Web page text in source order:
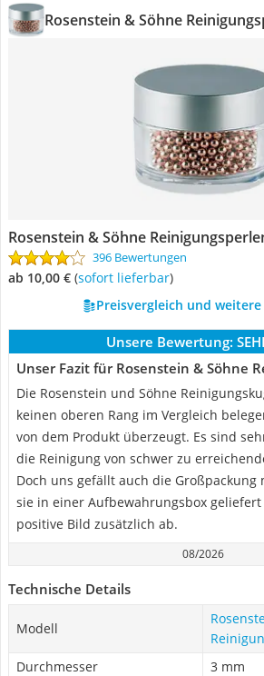
Rosenstein & Söhne
Rosenstein & Söhne
396 Bewertungen
ab 10,00 € ( Sofort lieferbar)
Preisvergleich und
Unsere Bewertung:
Unser Fazit für Rosenstein & Söhne
Die Rosenstein und Söhne
keinen oberen Rang im Vergleich
von dem Produkt überzeugt. Es sind
die Reinigung von schwer zu
Doch uns gefällt auch die Großpackung
sie in einer Aufbewahrungsbox
positive Bild zusätzlich ab.
08/2026
Technische Details
Modell
Durchmesser
3 mm